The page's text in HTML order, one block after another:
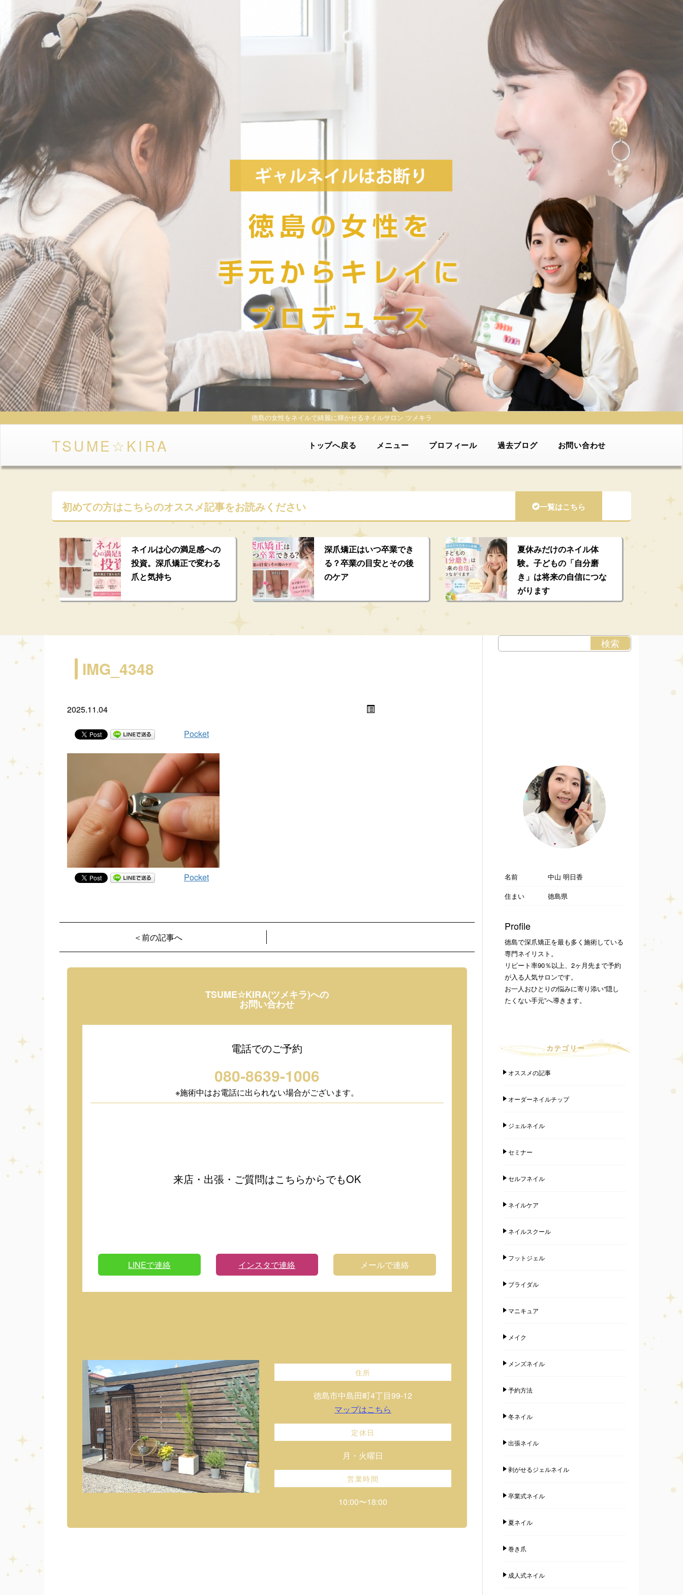
徳島の女性をネイルで綺麗に輝かせるネイルサロン ツメキラ
TSUME☆KIRA トップへ戻る メニュー プロフィール 過去ブログ お問い合わせ
初めての方はこちらのオススメ記事をお読みください 一覧はこちら
ネイルは心の満足感への
投資。深爪矯正で変わる
爪と気持ち
深爪矯正はいつ卒業でき
る？卒業の目安とその後
のケア
夏休みだけのネイル体
験。子どもの「自分磨
き」は将来の自信につな
がります
IMG_4348
2025.11.04
Pocket
Pocket
＜前の記事へ
TSUME☆KIRA(ツメキラ)への
お問い合わせ
電話でのご予約
080-8639-1006
※施術中はお電話に出られない場合がございます。
来店・出張・ご質問はこちらからでもOK
LINEで連絡 インスタで連絡 メールで連絡
住所
徳島市中島田町4丁目99-12
マップはこちら
定休日
月・火曜日
営業時間
10:00〜18:00
名前
中山 明日香
住まい
徳島県
Profile
徳島で深爪矯正を最も多く施術している
専門ネイリスト。
リピート率90％以上、2ヶ月先まで予約
が入る人気サロンです。
お一人おひとりの悩みに寄り添い“隠し
たくない手元”へ導きます。
カテゴリー
オススメの記事
オーダーネイルチップ
ジェルネイル
セミナー
セルフネイル
ネイルケア
ネイルスクール
フットジェル
ブライダル
マニキュア
メイク
メンズネイル
予約方法
冬ネイル
出張ネイル
剥がせるジェルネイル
卒業式ネイル
夏ネイル
巻き爪
成人式ネイル